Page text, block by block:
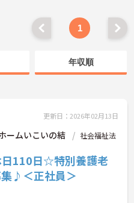
1
年収順
更新日：2026年02月13日
ームいこいの結
社会福祉法
日110日☆特別養護老
♪＜正社員＞